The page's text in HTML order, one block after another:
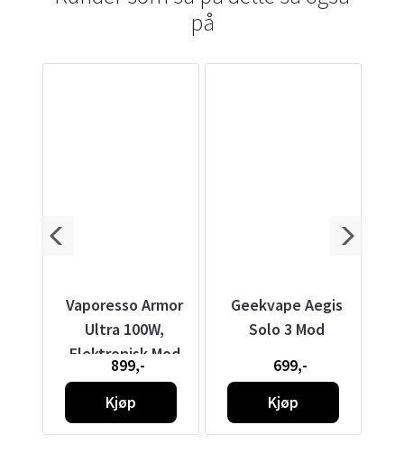
på
Vaporesso Armor
Ultra 100W,
Elektronisk Mod
899,-
Kjøp
Geekvape Aegis
Solo 3 Mod
699,-
Kjøp